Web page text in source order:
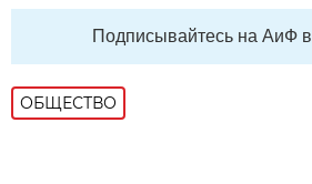
Подписывайтесь на АиФ в
ОБЩЕСТВО